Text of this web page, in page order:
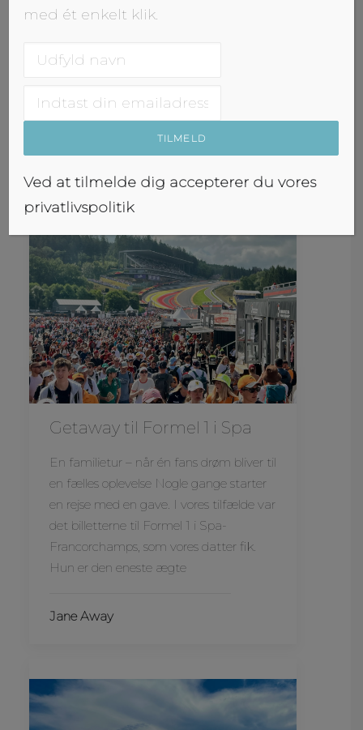
Ved indrejse til staten New York blev vi
man
Jane Away
Getaway til Formel 1 i Spa
En familietur – når én fans drøm bliver til
en fælles oplevelse Nogle gange starter
en rejse med en gave. I vores tilfælde var
det billetterne til Formel 1 i Spa-
Francorchamps, som vores datter fik.
Hun er den eneste ægte
Jane Away
med ét enkelt klik.
Ved at tilmelde dig accepterer du vores
privatlivspolitik